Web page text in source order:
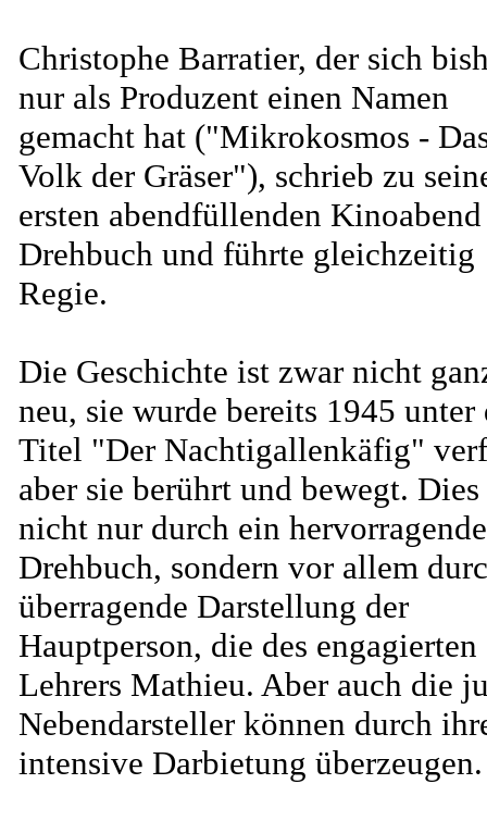
Christophe Barratier, der sich
nur als Produzent einen Namen
gemacht hat ("Mikrokosmos -
Volk der Gräser"), schrieb zu
ersten abendfüllenden Kinoabend
Drehbuch und führte gleichzeitig
Regie.
Die Geschichte ist zwar nicht
neu, sie wurde bereits 1945 unter
Titel "Der Nachtigallenkäfig"
aber sie berührt und bewegt. Dies
nicht nur durch ein
Drehbuch, sondern vor allem
überragende Darstellung der
Hauptperson, die des engagierten
Lehrers Mathieu. Aber auch die
Nebendarsteller können durch
intensive Darbietung überzeugen.